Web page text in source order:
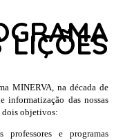
LIÇÕES
MINERVA, na década de
informatização das nossas
dois objetivos:
professores e programas